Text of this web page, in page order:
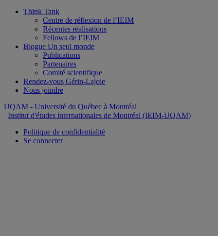
Think Tank
Centre de réflexion de l’IEIM
Récentes réalisations
Fellows de l’IEIM
Blogue Un seul monde
Publications
Partenaires
Comité scientifique
Rendez-vous Gérin-Lajoie
Nous joindre
UQAM - Université du Québec à Montréal
Institut d'études internationales de Montréal (IEIM-UQAM)
Politique de confidentialité
Se connecter